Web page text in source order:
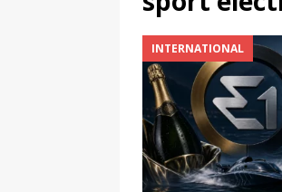
Saint-Paul-
[ 2 août 2026 ]
[ 7 août 2026 ]
ACTIVATION
INTERNATIONAL